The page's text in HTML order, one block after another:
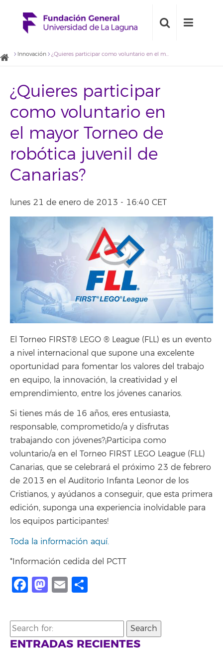
Innovación ¿Quieres participar como voluntario en el mayor Torneo de robótica juvenil de Canarias?
¿Quieres participar
como voluntario en
el mayor Torneo de
robótica juvenil de
Canarias?
lunes 21 de enero de 2013 - 16:40 CET
El Torneo FIRST® LEGO ® League (FLL) es un evento
a nivel internacional que supone una excelente
oportunidad para fomentar los valores del trabajo
en equipo, la innovación, la creatividad y el
emprendimiento, entre los jóvenes canarios.
Si tienes más de 16 años, eres entusiasta,
responsable, comprometido/a y disfrutas
trabajando con jóvenes?¡Participa como
voluntario/a en el Torneo FIRST LEGO League (FLL)
Canarias, que se celebrará el próximo 23 de febrero
de 2013 en el Auditorio Infanta Leonor de los
Cristianos, y ayúdanos a conseguir, que esta primera
edición, suponga una experiencia inolvidable para
los equipos participantes!
Toda la información aquí.
*Información cedida del PCTT
Facebook
Mastodon
Email
Search
for:
ENTRADAS RECIENTES